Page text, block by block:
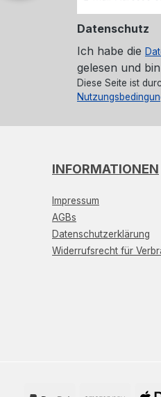
Datenschutz
Ich habe die
gelesen und
Diese Seite ist
INFORMATIONEN
Impressum
AGBs
Datenschutzerklärung
Widerrufsrecht für